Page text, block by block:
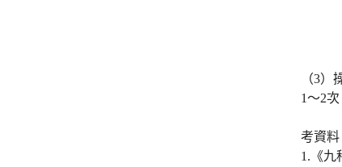
（3
1～2次
考資料
1.《九